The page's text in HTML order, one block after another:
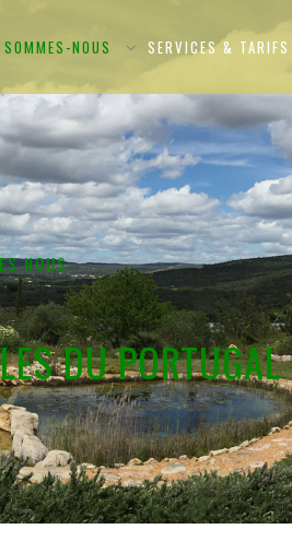
NOUS SERVICES & TARIFS
NOUS
DU PORTUGAL